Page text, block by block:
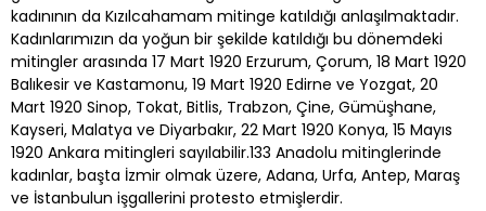
kadınının da Kızılcahamam mitinge katıldığı anlaşılmaktadır.
Kadınlarımızın da yoğun bir şekilde katıldığı bu dönemdeki
mitingler arasında 17 Mart 1920 Erzurum, Çorum, 18 Mart 1920
Balıkesir ve Kastamonu, 19 Mart 1920 Edirne ve Yozgat, 20
Mart 1920 Sinop, Tokat, Bitlis, Trabzon, Çine, Gümüşhane,
Kayseri, Malatya ve Diyarbakır, 22 Mart 1920 Konya, 15 Mayıs
1920 Ankara mitingleri sayılabilir.133 Anadolu mitinglerinde
kadınlar, başta İzmir olmak üzere, Adana, Urfa, Antep, Maraş
ve İstanbulun işgallerini protesto etmişlerdir.